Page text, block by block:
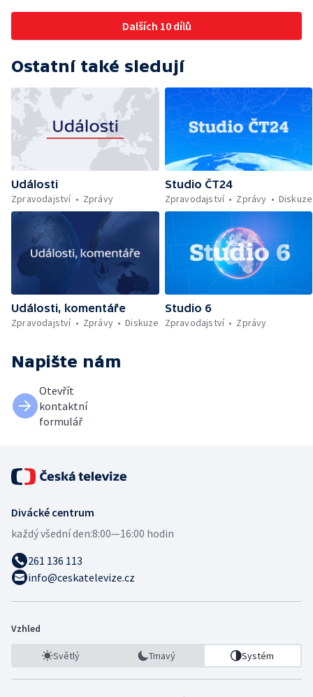
Dalších 10 dílů
Ostatní také sledují
Události
Zpravodajství
Zprávy
Studio ČT24
Zpravodajství
Zprávy Diskuze
Události, komentáře
Zpravodajství
Zprávy Diskuze
Studio 6
Zpravodajství
Zprávy
Napište nám
Otevřít
kontaktní
formulář
Divácké centrum
každý všední den:8:00—16:00 hodin
261 136 113
info@ceskatelevize.cz
Vzhled
Světlý Tmavý Systém